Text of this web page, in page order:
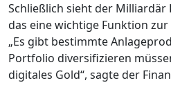
Schließlich sieht der Milliardär
das eine wichtige Funktion
„Es gibt bestimmte
Portfolio diversifizieren
digitales Gold“, sagte der